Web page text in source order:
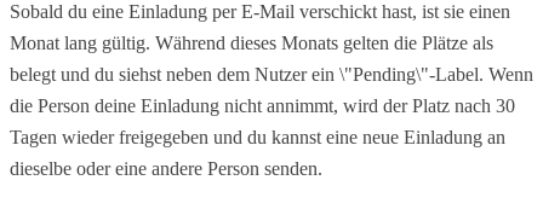
Sobald du eine Einladung per E-Mail verschickt hast, ist sie einen
Monat lang gültig. Während dieses Monats gelten die Plätze als
belegt und du siehst neben dem Nutzer ein \"Pending\"-Label. Wenn
die Person deine Einladung nicht annimmt, wird der Platz nach 30
Tagen wieder freigegeben und du kannst eine neue Einladung an
dieselbe oder eine andere Person senden.